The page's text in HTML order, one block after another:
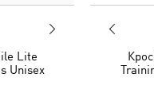
Lite
Unisex